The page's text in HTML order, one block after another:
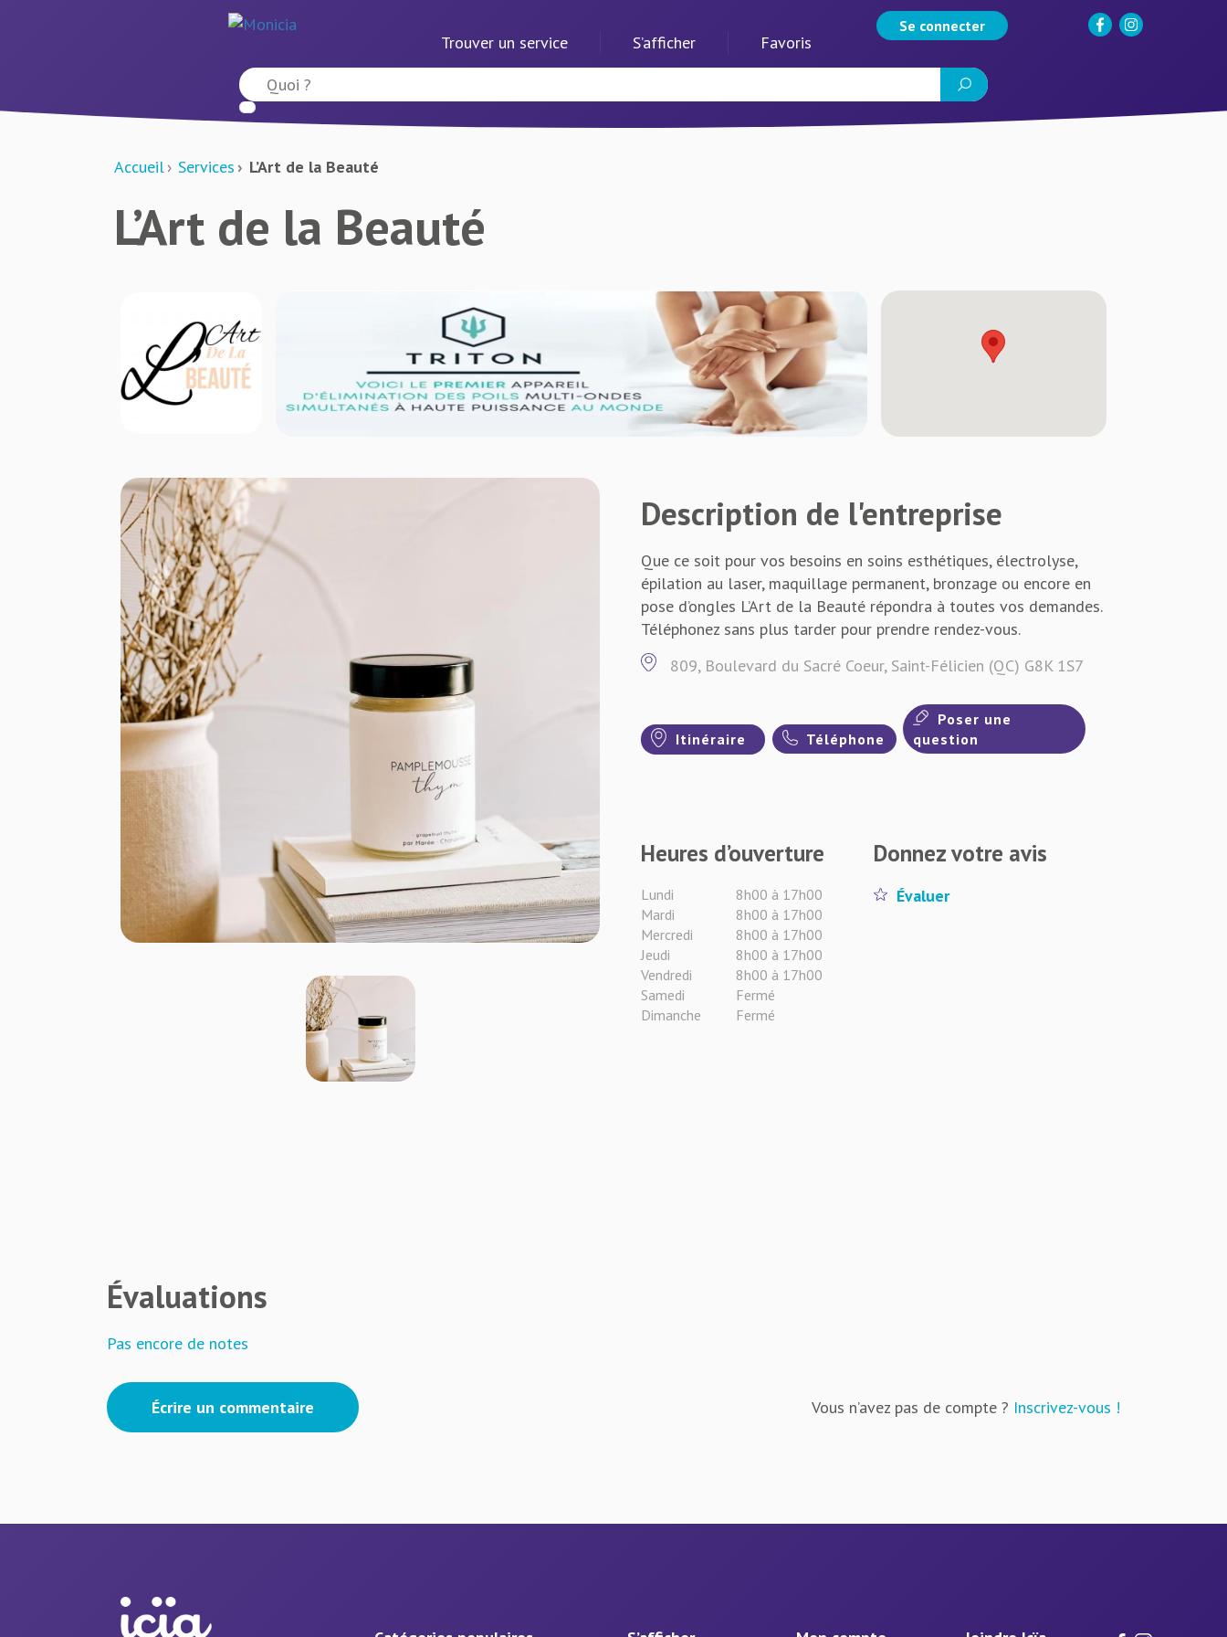
Se connecter
Trouver un service S’afficher Favoris
Accueil Services L’Art de la Beauté
L’Art de la Beauté
Description de l'entreprise
Que ce soit pour vos besoins en soins esthétiques, électrolyse,
épilation au laser, maquillage permanent, bronzage ou encore en
pose d’ongles L’Art de la Beauté répondra à toutes vos demandes.
Téléphonez sans plus tarder pour prendre rendez-vous.
809, Boulevard du Sacré Coeur, Saint-Félicien (QC) G8K 1S7
Itinéraire Téléphone
Poser une
question
Heures d’ouverture
Lundi
8h00 à 17h00
Mardi
8h00 à 17h00
Mercredi
8h00 à 17h00
Jeudi
8h00 à 17h00
Vendredi
8h00 à 17h00
Samedi
Fermé
Dimanche
Fermé
Donnez votre avis
Évaluer
Évaluations
Pas encore de notes
Écrire un commentaire Vous n’avez pas de compte ? Inscrivez-vous !